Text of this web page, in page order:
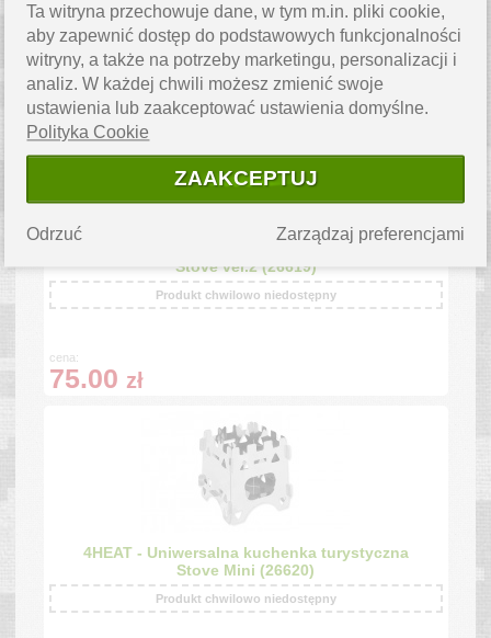
4HEAT
4HEAT - Uniwersalna kuchenka turystyczna
Stove ver.2 (26619)
Produkt chwilowo niedostępny
cena:
75.00 zł
4HEAT - Uniwersalna kuchenka turystyczna
Stove Mini (26620)
Produkt chwilowo niedostępny
Ta witryna przechowuje dane, w tym m.in. pliki cookie,
aby zapewnić dostęp do podstawowych funkcjonalności
witryny, a także na potrzeby marketingu, personalizacji i
analiz. W każdej chwili możesz zmienić swoje
ustawienia lub zaakceptować ustawienia domyślne.
Polityka Cookie
ZAAKCEPTUJ
Zarządzaj preferencjami
Odrzuć